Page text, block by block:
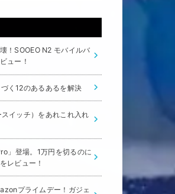
！SOOEO N2 モバイルバ
ュー！
く12のあるあるを解決
イッチ）をあれこれ入れ
」登場。1万円を切るのに
レビュー！
プライムデー！ガジェ